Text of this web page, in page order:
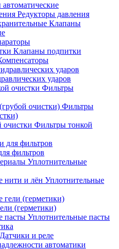
Редукторы давления
Клапаны
Клапаны подпитки
ударов
Фильтры
Фильтры
Фильтры тонкой
фильтров
Уплотнительные
Уплотнительные
(герметики)
Уплотнительные пасты
Датчики и реле